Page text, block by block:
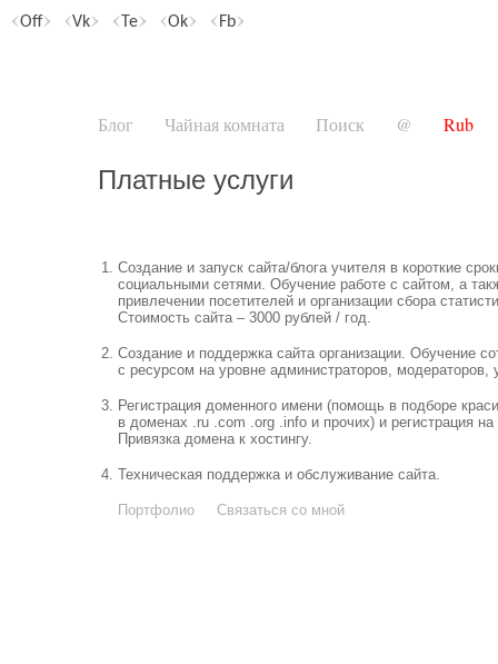
Off Vk Te Ok Fb
Блог Чайная комната Поиск @ Rub
Платные услуги
1. Создание и запуск сайта/блога учителя в короткие
социальными сетями. Обучение работе с сайтом, а
привлечении посетителей и организации сбора
Стоимость сайта – 3000 рублей / год.
2. Создание и поддержка сайта организации. Обучение
с ресурсом на уровне администраторов, модераторов,
3. Регистрация доменного имени (помощь в подборе
в доменах .ru .com .org .info и прочих) и регистрация на
Привязка домена к хостингу.
4. Техническая поддержка и обслуживание сайта.
Портфолио Связаться со мной